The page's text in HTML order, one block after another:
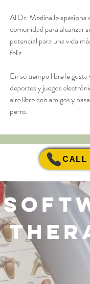
Al Dr. Medina le apasiona
comunidad para alcanzar
potencial para una vida
feliz.
En su tiempo libre le
deportes y juegos
aire libre con amigos y
perro.
CALL